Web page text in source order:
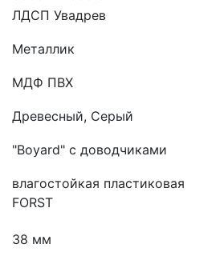
ЛДСП Увадрев
Металлик
МДФ ПВХ
Древесный, Серый
"Boyard" с доводчиками
влагостойкая пластиковая
FORST
38 мм